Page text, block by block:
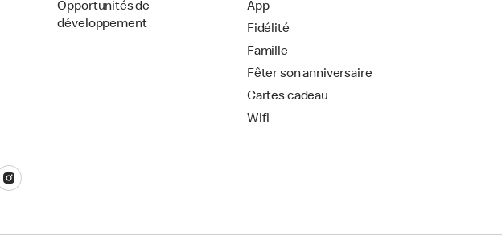
Opportunités de
développement
App
Fidélité
Famille
Fêter son anniversaire
Cartes cadeau
Wifi